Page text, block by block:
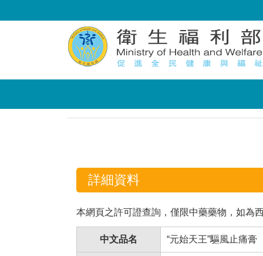
詳細資料
本網頁之許可證查詢，僅限中藥藥物，如為
中文品名 “元始天王”驅風止痛膏